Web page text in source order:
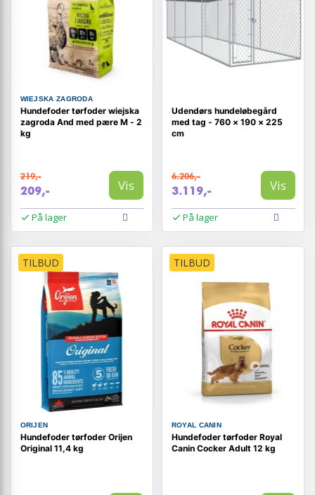
WIEJSKA ZAGRODA
Hundefoder tørfoder wiejska
zagroda And med pære M - 2
kg
219,-
209,- Vis
På lager
Udendørs hundeløbegård
med tag - 760 × 190 × 225
cm
6.206,-
3.119,- Vis
På lager
TILBUD
ORIJEN
Hundefoder tørfoder Orijen
Original 11,4 kg
TILBUD
ROYAL CANIN
Hundefoder tørfoder Royal
Canin Cocker Adult 12 kg